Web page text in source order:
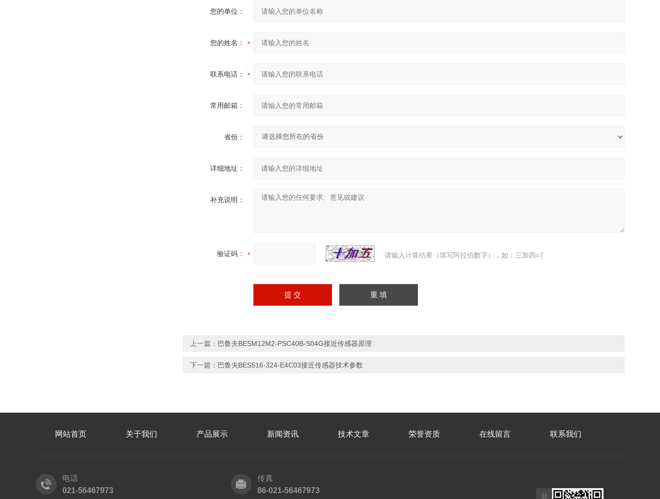
您的单位：
您的姓名：
联系电话：
常用邮箱：
省份：
详细地址：
补充说明：
验证码： 请输入计算结果（填写阿拉伯数字），如：三加四=7
上一篇： 巴鲁夫BESM12M2-PSC40B-S04G接近传感器原理
下一篇： 巴鲁夫BES516-324-E4C03接近传感器技术参数
网站首页 关于我们 产品展示 新闻资讯 技术文章 荣誉资质 在线留言 联系我们
电话
021-56467973
传真
86-021-56467973
公